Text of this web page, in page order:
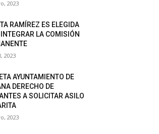
2023
RAMÍREZ ES ELEGIDA
INTEGRAR LA COMISIÓN
2023
AYUNTAMIENTO DE
DERECHO DE
A SOLICITAR ASILO
2023